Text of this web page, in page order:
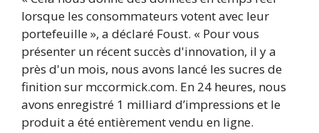
lorsque les consommateurs votent avec leur
portefeuille », a déclaré Foust. « Pour vous
présenter un récent succès d'innovation, il y a
près d'un mois, nous avons lancé les sucres de
finition sur mccormick.com. En 24 heures, nous
avons enregistré 1 milliard d’impressions et le
produit a été entièrement vendu en ligne.